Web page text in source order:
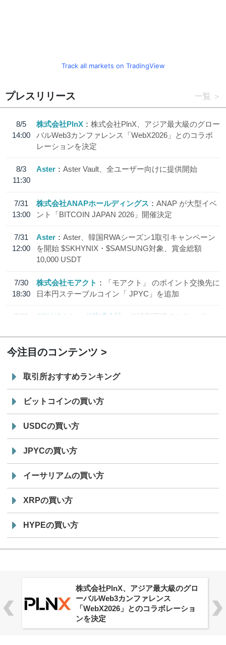
Track all markets on TradingView
プレスリリース 一覧
8/5
14:00
株式会社PlnX
株式会社PlnX、アジア最大級のグロー
バルWeb3カンファレンス「WebX2026」とのコラボ
レーションを決定
8/3
11:30
Aster Aster Vault、全ユーザー向けに提供開始
7/31
13:00
株式会社ANAPホールディングス
ANAP が大型イベ
ント「BITCOIN JAPAN 2026」開催決定
7/31
12:00
Aster
Aster、韓国RWAシーズン1取引キャンペーン
を開始 $SKHYNIX・$SAMSUNG対象、賞金総額
10,000 USDT
7/30
18:30
株式会社モアクト
「モアクト」 のポイント交換先に
日本円ステーブルコイン「 JPYC」を追加
7/29
SBI VCトレード株式会社
信託型円建てステーブル
今注目のコンテンツ
取引所おすすめランキング
ビットコインの買い方
USDCの買い方
JPYCの買い方
イーサリアムの買い方
XRPの買い方
HYPEの買い方
株式会社PlnX、アジア最大級のグロ
ーバルWeb3カンファレンス
「WebX2026」とのコラボレーショ
ンを決定